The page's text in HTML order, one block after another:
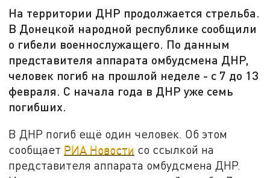
На территории ДНР продолжается стрельба.
В Донецкой народной республике сообщили
о гибели военнослужащего. По данным
представителя аппарата омбудсмена ДНР,
человек погиб на прошлой неделе - с 7 до 13
февраля. С начала года в ДНР уже семь
погибших.
В ДНР погиб ещё один человек. Об этом
сообщает РИА Новости со ссылкой на
представителя аппарата омбудсмена ДНР.